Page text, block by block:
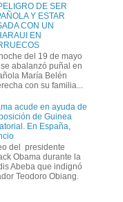
DE SER
Y ESTAR
CON UN
EN
del 19 de mayo
abalanzó puñal en
María Belén
con su familia...
acude en ayuda de
de Guinea
En España,
del presidente
Obama durante la
Abeba que indignó
Teodoro Obiang.